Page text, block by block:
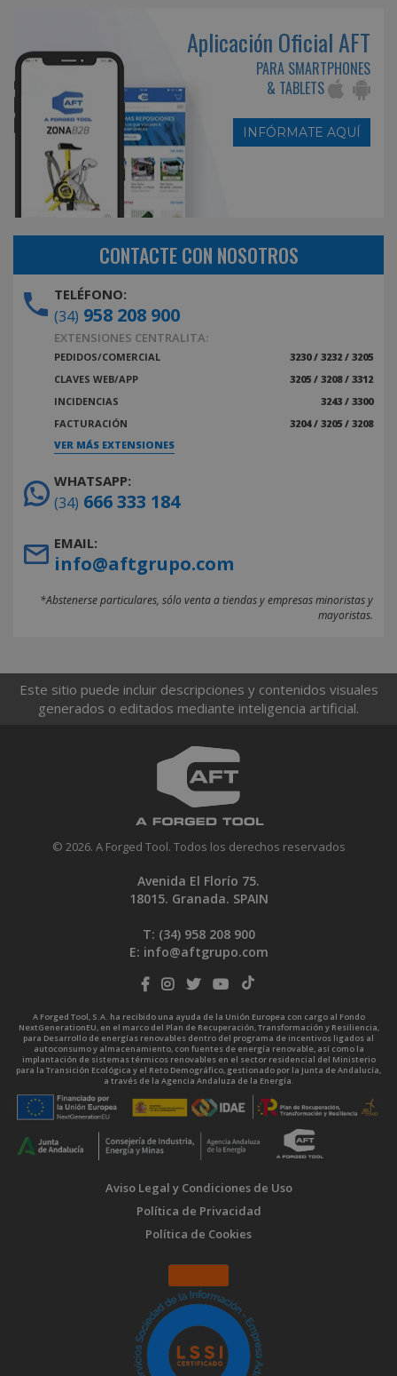
Aplicación Oficial AFT
PARA SMARTPHONES
& TABLETS
INFÓRMATE AQUÍ
CONTACTE CON NOSOTROS
TELÉFONO:
(34) 958 208 900
EXTENSIONES CENTRALITA:
PEDIDOS/COMERCIAL
3230 / 3232 / 3205
CLAVES WEB/APP
3205 / 3208 / 3312
INCIDENCIAS
3243 / 3300
FACTURACIÓN
3204 / 3205 / 3208
VER MÁS EXTENSIONES
WHATSAPP:
(34) 666 333 184
EMAIL:
info@aftgrupo.com
*Abstenerse particulares, sólo venta a tiendas y empresas minoristas y
mayoristas.
Este sitio puede incluir descripciones y contenidos visuales
generados o editados mediante inteligencia artificial.
© 2026. A Forged Tool. Todos los derechos reservados
Avenida El Florío 75.
18015. Granada. SPAIN
T: (34) 958 208 900
E: info@aftgrupo.com
A Forged Tool, S.A. ha recibido una ayuda de la Unión Europea con cargo al Fondo
NextGenerationEU, en el marco del Plan de Recuperación, Transformación y Resiliencia,
para Desarrollo de energías renovables dentro del programa de incentivos ligados al
autoconsumo y almacenamiento, con fuentes de energía renovable, así como la
implantación de sistemas térmicos renovables en el sector residencial del Ministerio
para la Transición Ecológica y el Reto Demográfico, gestionado por la Junta de Andalucía,
a través de la Agencia Andaluza de la Energía.
Aviso Legal y Condiciones de Uso
Política de Privacidad
Política de Cookies